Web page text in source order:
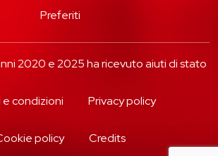
Preferiti
2020 e 2025 ha ricevuto aiuti di stato
e condizioni Privacy policy
policy Credits